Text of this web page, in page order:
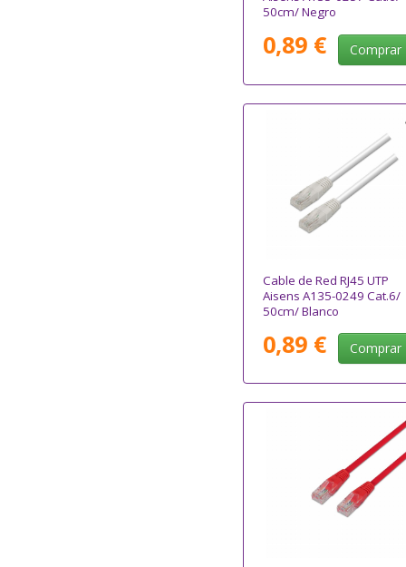
50cm/ Negro
0,89 € Comprar
Cable de Red RJ45 UTP
Aisens A135-0249 Cat.6/
50cm/ Blanco
0,89 € Comprar